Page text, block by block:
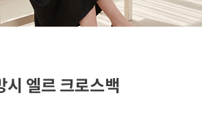
시 엘르 크로스백